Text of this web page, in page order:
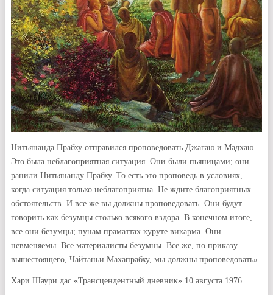
Нитьянанда Прабху отправился проповедовать Джагаю и Мадхаю.
Это была неблагоприятная ситуация. Они были пьяницами; они
ранили Нитьянанду Прабху. То есть это проповедь в условиях,
когда ситуация только неблагоприятна. Не ждите благоприятных
обстоятельств. И все же вы должны проповедовать. Они будут
говорить как безумцы столько всякого вздора. В конечном итоге,
все они безумцы; пунам праматтах куруте викарма. Они
невменяемы. Все материалисты безумны. Все же, по приказу
вышестоящего, Чайтаньи Махапрабху, мы должны проповедовать».
Хари Шаури дас «Трансцендентный дневник» 10 августа 1976